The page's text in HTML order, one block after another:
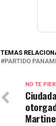
TEMAS
PARTIDO
NO TE